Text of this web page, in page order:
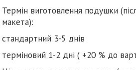
Термін виготовлення подушки
макета):
стандартний 3-5 днів
терміновий 1-2 дні ( +20 % до